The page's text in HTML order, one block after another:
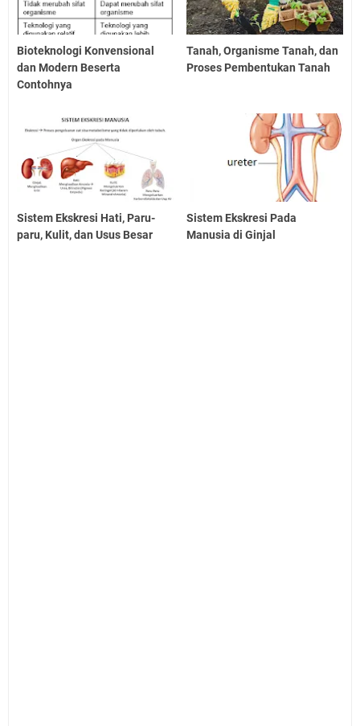
Bioteknologi Konvensional
dan Modern Beserta
Contohnya
Tanah, Organisme Tanah, dan
Proses Pembentukan Tanah
Sistem Ekskresi Hati, Paru-
paru, Kulit, dan Usus Besar
Sistem Ekskresi Pada
Manusia di Ginjal